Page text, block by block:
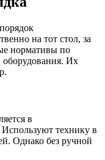
на тот стол, за
нормативы по
Их
в
технику в
Однако без ручной